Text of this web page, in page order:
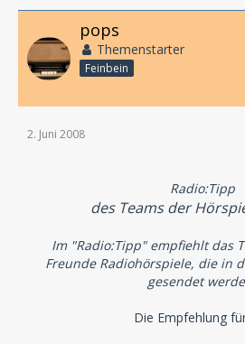
pops
Themenstarter
Feinbein
2. Juni 2008
Radio:Tipp
des Teams der
Im "Radio:Tipp" empfiehlt das
Freunde Radiohörspiele, die in
gesendet
Die Empfehlung